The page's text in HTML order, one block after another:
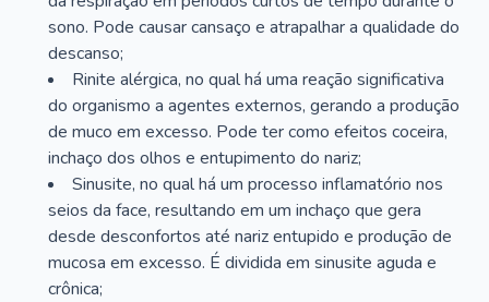
sono. Pode causar cansaço e atrapalhar a qualidade do
descanso;
Rinite alérgica, no qual há uma reação significativa
do organismo a agentes externos, gerando a produção
de muco em excesso. Pode ter como efeitos coceira,
inchaço dos olhos e entupimento do nariz;
Sinusite, no qual há um processo inflamatório nos
seios da face, resultando em um inchaço que gera
desde desconfortos até nariz entupido e produção de
mucosa em excesso. É dividida em sinusite aguda e
crônica;